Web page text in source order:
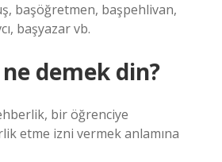
başöğretmen, başpehlivan,
başyazar vb.
demek din?
bir öğrenciye
etme izni vermek anlamına